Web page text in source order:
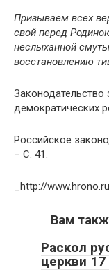
Призываем всех
свой перед
неслыханной
восстановлению
демократических
Российское
– С. 41.
_http://
Вам
Раскол
церкви